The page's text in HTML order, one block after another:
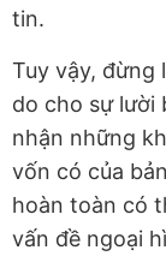
tin.
Tuy vậy, đừng
do cho sự lười
nhận những
vốn có của
hoàn toàn có
vấn đề ngoại